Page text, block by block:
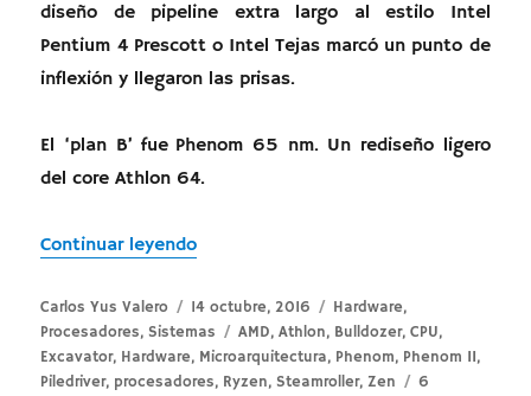
diseño de pipeline extra largo al estilo Intel
Pentium 4 Prescott o Intel Tejas marcó un punto de
inflexión y llegaron las prisas.
El ‘plan B’ fue Phenom 65 nm. Un rediseño ligero
del core Athlon 64.
Continuar leyendo«AMD Zen 14 nm – Historia»
Autor
Carlos Yus Valero
Publicado
el
14 octubre, 2016 Categorías
Hardware,
Procesadores,Sistemas Etiquetas
AMD,Athlon, Bulldozer,CPU,
Excavator, Hardware, Microarquitectura, Phenom, Phenom II,
Piledriver, procesadores, Ryzen,Steamroller,Zen
6